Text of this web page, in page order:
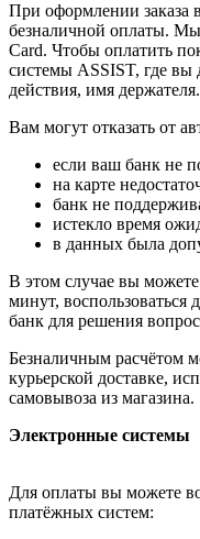
При оформлении заказа
безналичной оплаты.
Card. Чтобы оплатить
системы ASSIST, где
действия, имя держателя.
Вам могут отказать от
если ваш банк не
на карте
банк не
истекло время
в данных была
В этом случае вы
минут, воспользоваться
банк для решения
Безналичным расчётом
курьерской доставке,
самовывоза из магазина.
Электронные системы
Для оплаты вы можете
платёжных систем: